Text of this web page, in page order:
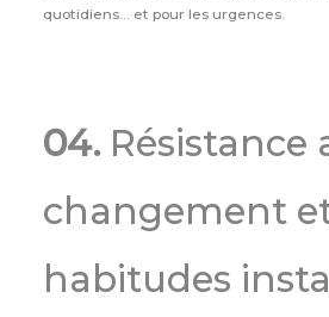
quotidiens… et pour les urgences.
04. Résistance
changement
habitudes